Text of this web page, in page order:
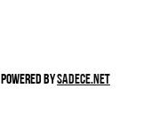
bySadece.NET